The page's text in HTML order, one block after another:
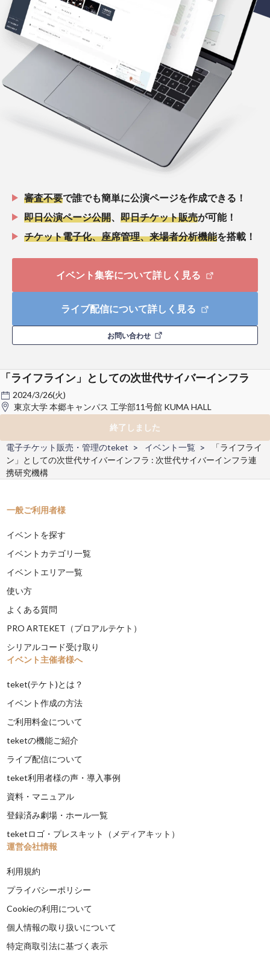
審査不要で誰でも簡単に公演ページを作成できる！
即日公演ページ公開
即日チケット販売が可能！
チケット電子化、座席管理、来場者分析機能を搭載！
イベント集客について詳しく見る
ライブ配信について詳しく見る
お問い合わせ
「ライフライン」としての次世代サイバーインフラ
2024/3/26(火)
東京大学 本郷キャンパス 工学部11号館 KUMA HALL
終了しました
電子チケット販売・管理のteket
イベント一覧
「ライフライ
ン」としての次世代サイバーインフラ : 次世代サイバーインフラ連
携研究機構
一般ご利用者様
イベントを探す
イベントカテゴリ一覧
イベントエリア一覧
使い方
よくある質問
PRO ARTEKET（プロアルテケト）
シリアルコード受け取り
イベント主催者様へ
teket(テケト)とは？
イベント作成の方法
ご利用料金について
teketの機能ご紹介
ライブ配信について
teket利用者様の声・導入事例
資料・マニュアル
登録済み劇場・ホール一覧
teketロゴ・プレスキット（メディアキット）
運営会社情報
利用規約
プライバシーポリシー
Cookieの利用について
個人情報の取り扱いについて
特定商取引法に基づく表示